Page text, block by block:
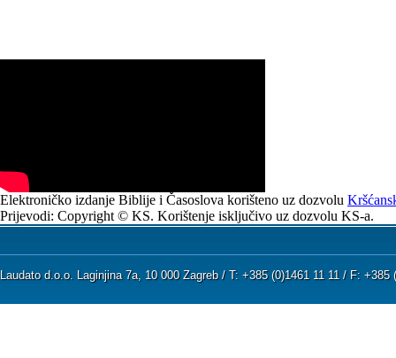
Elektroničko izdanje Biblije i Časoslova korišteno uz dozvolu
Prijevodi: Copyright © KS. Korištenje isključivo uz dozvolu KS-a.
Laudato d.o.o. Laginjina 7a, 10 000 Zagreb / T: +385 (0)1461 11 11 / F: